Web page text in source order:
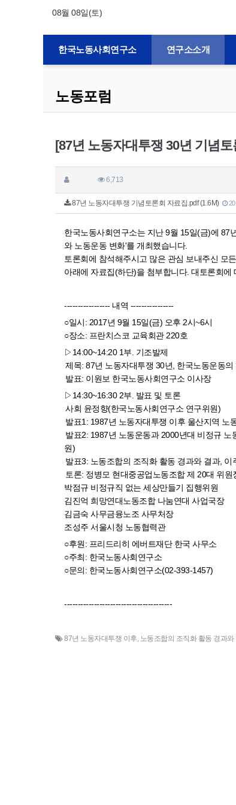
08월 08일(토)
한국노동사회연구소 연구소소개
노동포럼
[87년 노동자대투쟁 30년 기념
6,713
87년 노동자대투쟁 기념토론회 자료집.pdf (1.6M)
한국노동사회연구소는 지난 9월 15일(금)에 87
와 노동운동 변화'를 개최했습니다.
토론회에 참석해주시고 많은 관심 보내주신 모
아래에 자료집(하단)을 첨부합니다. 대토론회에
----------------- 내역 ----------------
○일시: 2017년 9월 15일(금) 오후 2시~6시
○장소: 프란치스코 교육회관 220호
▷14:00~14:20 1부. 기조발제
제목: 87년 노동자대투쟁 30년, 한국노동운동의
발표: 이원보 한국노동사회연구소 이사장
▷14:30~16:30 2부. 발표 및 토론
사회 윤정향(한국노동사회연구소 연구위원)
발표1: 1987년 노동자대투쟁 이후 울산지역 노
발표2: 1987년 노동운동과 2000년대 비정규
원)
발표3: 노동조합의 조직화 활동 경과와 결과,
토론: 정병모 현대중공업노동조합 제 20대 위원
박점규 비정규직 없는 세상만들기 집행위원
김진억 희망연대노동조합 나눔연대 사업국장
김금숙 사무금융노조 사무처장
조성주 서울시청 노동협력관
○후원: 프리드리히 에버트재단 한국 사무소
○주최: 한국노동사회연구소
○문의: 한국노동사회연구소(02-393-1457)
----------------------------------------
87년 노동자대투쟁 이후, 노동조합의 조직화 활동 경과와